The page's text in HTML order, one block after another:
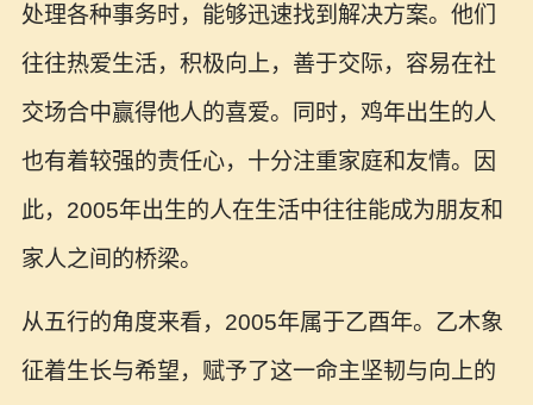
处理各种事务时，能够迅速找到解决方案。他们
往往热爱生活，积极向上，善于交际，容易在社
交场合中赢得他人的喜爱。同时，鸡年出生的人
也有着较强的责任心，十分注重家庭和友情。因
此，2005年出生的人在生活中往往能成为朋友和
家人之间的桥梁。
从五行的角度来看，2005年属于乙酉年。乙木象
征着生长与希望，赋予了这一命主坚韧与向上的